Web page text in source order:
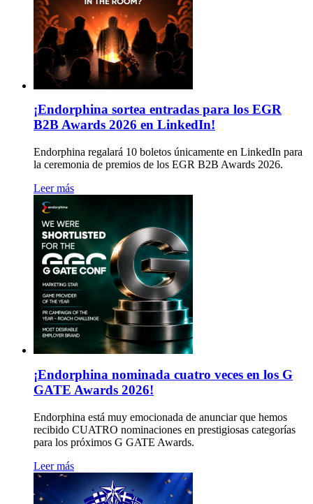
¡Endorphina sortea entradas para los EGR
B2B Awards 2026 en LinkedIn!
Endorphina regalará 10 boletos únicamente en LinkedIn para
la ceremonia de premios de los EGR B2B Awards 2026.
Leer más
¡Endorphina nominada cuatro veces en los G
GATE Awards 2026!
Endorphina está muy emocionada de anunciar que hemos
recibido CUATRO nominaciones en prestigiosas categorías
para los próximos G GATE Awards.
Leer más